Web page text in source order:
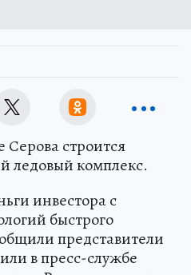
Серова строится
ледовый комплекс.
инвестора с
быстрого
представители
в пресс-службе